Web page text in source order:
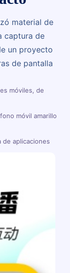
material de
captura de
un proyecto
de pantalla
móviles, de
móvil amarillo
de aplicaciones